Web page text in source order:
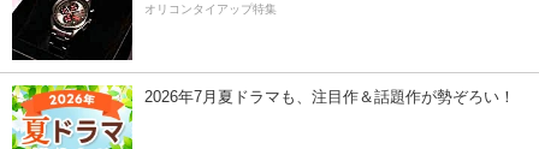
オリコンタイアップ特集
2026年7月夏ドラマも、注目作＆話題作が勢ぞろい！